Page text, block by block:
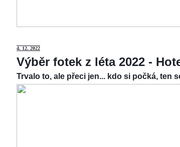
4. 12. 2022
Výběr fotek z léta 2022 -
Trvalo to, ale přeci jen... kdo si počká, ten